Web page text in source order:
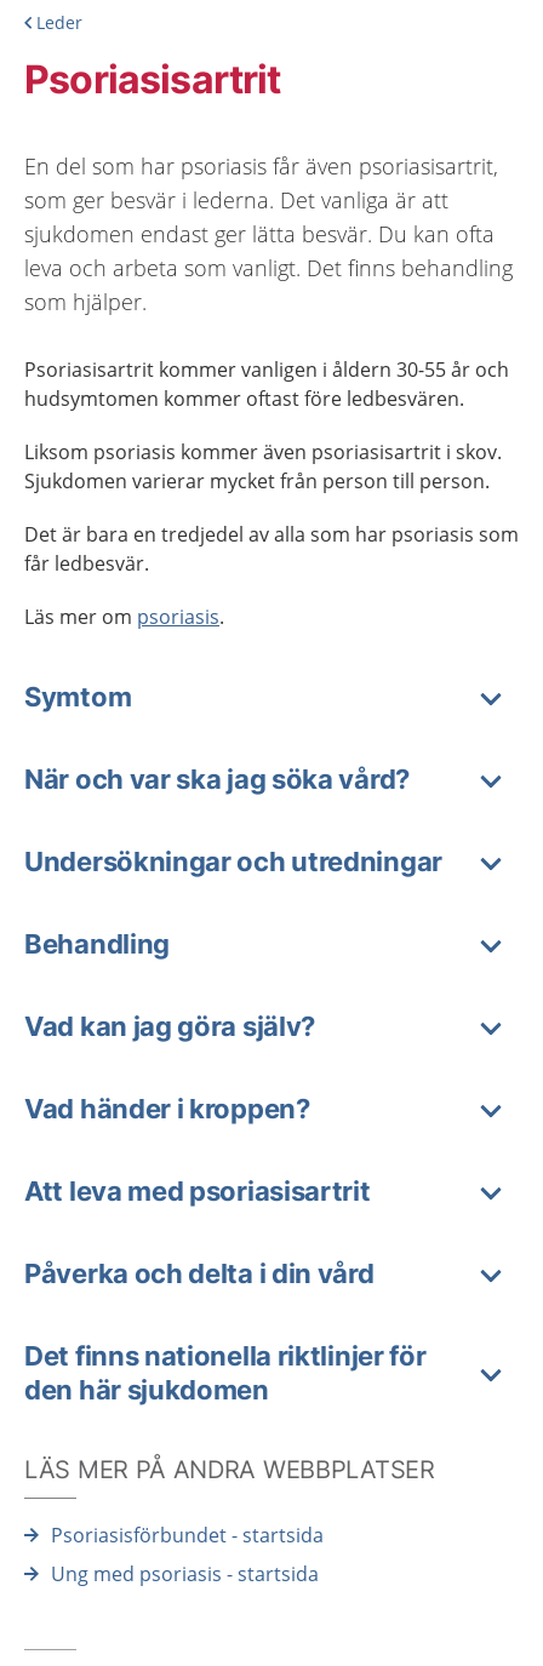
Leder
Psoriasisartrit
En del som har psoriasis får även psoriasisartrit,
som ger besvär i lederna. Det vanliga är att
sjukdomen endast ger lätta besvär. Du kan ofta
leva och arbeta som vanligt. Det finns behandling
som hjälper.
Psoriasisartrit kommer vanligen i åldern 30-55 år och
hudsymtomen kommer oftast före ledbesvären.
Liksom psoriasis kommer även psoriasisartrit i skov.
Sjukdomen varierar mycket från person till person.
Det är bara en tredjedel av alla som har psoriasis som
får ledbesvär.
Läs mer om psoriasis.
Symtom
När och var ska jag söka vård?
Undersökningar och utredningar
Behandling
Vad kan jag göra själv?
Vad händer i kroppen?
Att leva med psoriasisartrit
Påverka och delta i din vård
Det finns nationella riktlinjer för
den här sjukdomen
LÄS MER PÅ ANDRA WEBBPLATSER
Psoriasisförbundet - startsida
Ung med psoriasis - startsida